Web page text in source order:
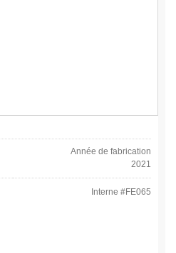
Année de fabrication
2021
Interne #FE065